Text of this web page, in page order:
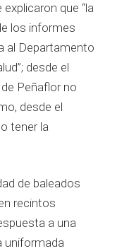
que “la
los informes
al Departamento
desde el
Peñaflor no
desde el
tener la
de baleados
recintos
a una
uniformada